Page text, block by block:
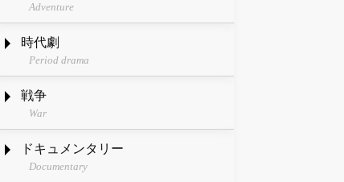
Adventure
時代劇
Period drama
戦争
War
ドキュメンタリー
Documentary